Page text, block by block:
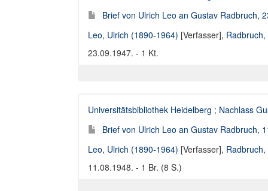
Brief von Ulrich Leo an Gustav Radbruch,
Leo, Ulrich (1890-1964) [Verfasser],
23.09.1947. - 1 Kt.
Universitätsbibliothek Heidelberg ; Nachlass
Brief von Ulrich Leo an Gustav Radbruch,
Leo, Ulrich (1890-1964) [Verfasser],
11.08.1948. - 1 Br. (8 S.)